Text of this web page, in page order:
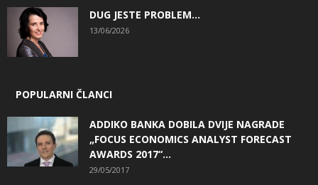
DUG JESTE PROBLEM…
13/06/2026
POPULARNI ČLANCI
ADDIKO BANKA DOBILA DVIJE NAGRADE
„FOCUS ECONOMICS ANALYST FORECAST
AWARDS 2017“...
29/05/2017